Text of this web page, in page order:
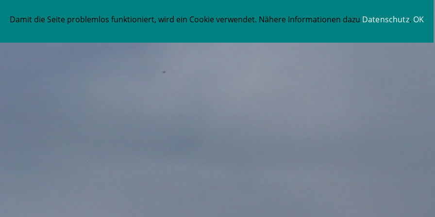
Damit die Seite problemlos funktioniert, wird ein Cookie verwendet. Nähere Informationen dazu Datenschutz. OK